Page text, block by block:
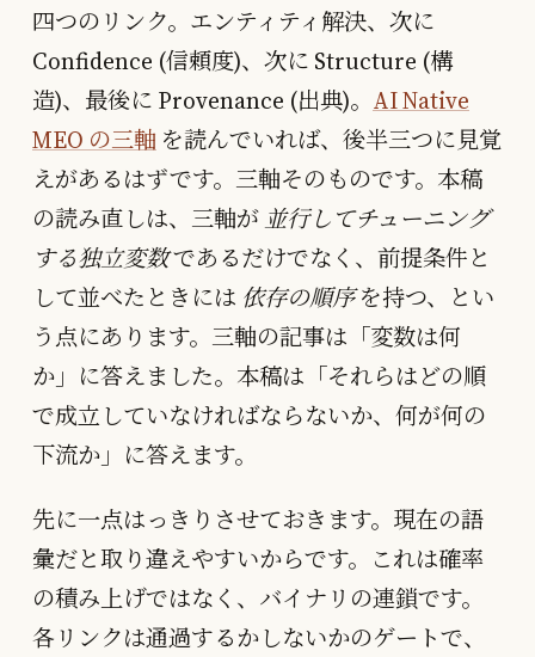
四つのリンク。エンティティ解決、次に
Confidence (信頼度)、次に Structure (構
造)、最後に Provenance (出典)。 AI Native
MEO の三軸 を読んでいれば、後半三つに見覚
えがあるはずです。三軸そのものです。本稿
の読み直しは、三軸が 並行してチューニング
する独立変数であるだけでなく、前提条件と
して並べたときには 依存の順序を持つ、とい
う点にあります。三軸の記事は「変数は何
か」に答えました。本稿は「それらはどの順
で成立していなければならないか、何が何の
下流か」に答えます。
先に一点はっきりさせておきます。現在の語
彙だと取り違えやすいからです。これは確率
の積み上げではなく、バイナリの連鎖です。
各リンクは通過するかしないかのゲートで、